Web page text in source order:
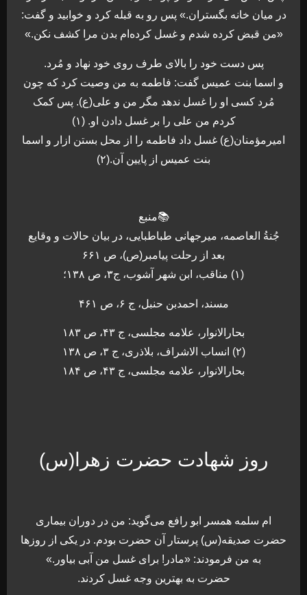
در میان خانه بگستران.» پس رو به قبله کرد و خوابید و گفت:
«من قبض کرده شدم و غسل کرده‌ام بدن مرا کشف نکن.»
پس دست خود را بالای طرف روی خود نهاد و مُرد.
و اسما بنت عمیس گفت: فاطمه به من وصیت کرد که چون
مُرد کسی او را غسل ندهد مگر من و علی(ع). پس کمک
کردم من علی را بر غسل دادن او. (۱)
امیرمؤمنان(ع) غسل داد فاطمه را از محل بستن ازار و اسما
بنت عمیس از پایین آن.(۲)
📚منبع
جُنةُ العاصمه، میرجهانی طباطبایی، در بیان حالات و وقایع
بعد از رحلت پیامبر(ص)، ص ۶۶۱
(۱) مناقب، ابن شهر آشوب، ج۳، ص ۱۳۸؛
مسند، احمدبن حنبل، ج ۶، ص ۴۶۱
بحارالانوار، علامه مجلسی، ج ۴۳، ص ۱۸۳
(۲) انساب الاشراف، بلاذری، ج ۳، ص ۱۳۸
بحارالانوار، علامه مجلسی، ج ۴۳، ص ۱۸۴
روز شهادت حضرت زهرا(س)
ام سلمه همسر ابو رافع می‌گوید: من در دوران بیماری
حضرت صدیقه(س) پرستار آن حضرت بودم. در یکی از روزها
به من فرمودند: «مادر! برای غسل من آبی بیاور.»
حضرت به بهترین وجه غسل کردند.